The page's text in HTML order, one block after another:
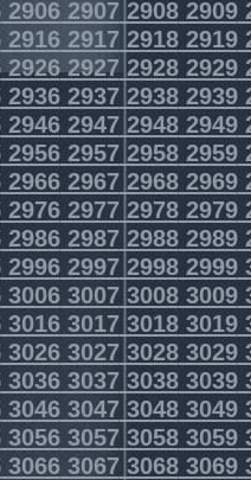
29062907 29082909
29162917 29182919
2926292729282929
2936293729382939
2946294729482949
2956295729582959
2966296729682969
2976297729782979
2986298729882989
2996299729982999
3006300730083009
3016301730183019
3026302730283029
3036303730383039
3046304730483049
3056305730583059
3066306730683069